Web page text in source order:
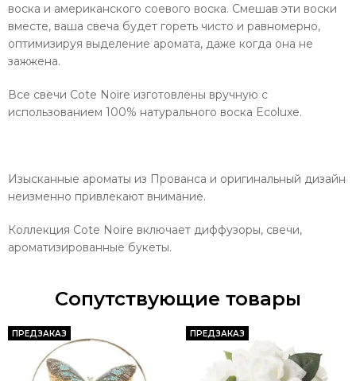
воска и американского соевого воска. Смешав эти воски
вместе, ваша свеча будет гореть чисто и равномерно,
оптимизируя выделение аромата, даже когда она не
зажжена.
Все свечи Cote Noire изготовлены вручную с
использованием 100% натурального воска Ecoluxe.
Изысканные ароматы из Прованса и оригинальный дизайн
неизменно привлекают внимание.
Коллекция Cote Noire включает диффузоры, свечи,
ароматизированные букеты.
Сопутствующие товары
ПРЕДЗАКАЗ ПРЕДЗАКАЗ